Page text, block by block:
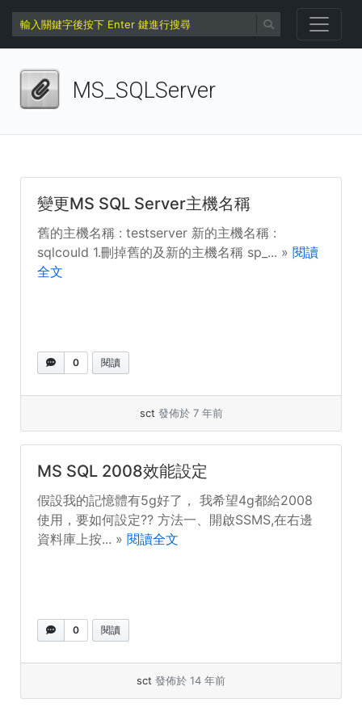
MS_SQLServer
變更MS SQL Server主機名稱
舊的主機名稱 : testserver 新的主機名稱 :
sqlcould 1.刪掉舊的及新的主機名稱 sp_... » 閱讀
全文
0 閱讀
sct 發佈於 7 年前
MS SQL 2008效能設定
假設我的記憶體有5g好了， 我希望4g都給2008
使用，要如何設定?? 方法一、開啟SSMS,在右邊
資料庫上按... » 閱讀全文
0 閱讀
sct 發佈於 14 年前